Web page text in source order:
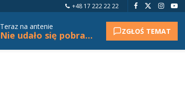
+48 17 222 22 22
Teraz na antenie
Nie udało się pobrać tytułu. ZGŁOŚ TEMAT